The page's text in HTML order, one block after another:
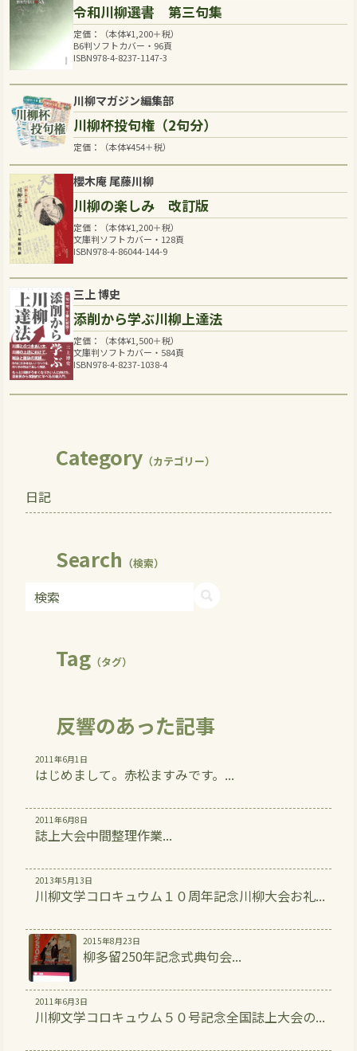
令和川柳選書 第三句集
定価：（本体¥1,200＋税）
B6判ソフトカバー・96頁
ISBN978-4-8237-1147-3
川柳マガジン編集部
川柳杯投句権（2句分）
定価：（本体¥454＋税）
櫻木庵 尾藤川柳
川柳の楽しみ 改訂版
定価：（本体¥1,200＋税）
文庫判ソフトカバー・128頁
ISBN978-4-86044-144-9
三上 博史
添削から学ぶ川柳上達法
定価：（本体¥1,500＋税）
文庫判ソフトカバー・584頁
ISBN978-4-8237-1038-4
Category （カテゴリー）
日記
Search （検索）
Tag（タグ）
反響のあった記事
2011年6月1日
はじめまして。赤松ますみです。...
2011年6月8日
誌上大会中間整理作業...
2013年5月13日
川柳文学コロキュウム１０周年記念川柳大会お礼...
2015年8月23日
柳多留250年記念式典句会...
2011年6月3日
川柳文学コロキュウム５０号記念全国誌上大会の...